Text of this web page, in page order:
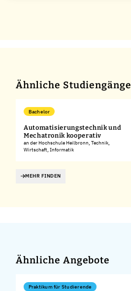
Ähnliche Studiengänge
Bachelor
Automatisierungstechnik und
Mechatronik kooperativ
an der Hochschule Heilbronn, Technik,
Wirtschaft, Informatik
MEHR FINDEN
Ähnliche Angebote
Praktikum für Studierende